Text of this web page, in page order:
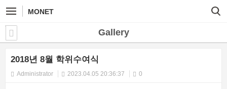
MONET
Gallery
2018년 8월 학위수여식
Administrator 2023.04.05 20:36:37 0